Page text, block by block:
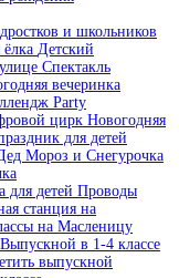
и школьников
Детский
Спектакль
вечеринка
Party
цирк Новогодняя
для детей
Мороз и Снегурочка
для детей Проводы
станция на
на Масленицу
Выпускной в 1-4 классе
выпускной